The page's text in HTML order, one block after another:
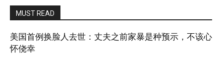
MUST READ
美国首例换脸人去世：丈夫之前家暴是种预示，不该心
怀侥幸